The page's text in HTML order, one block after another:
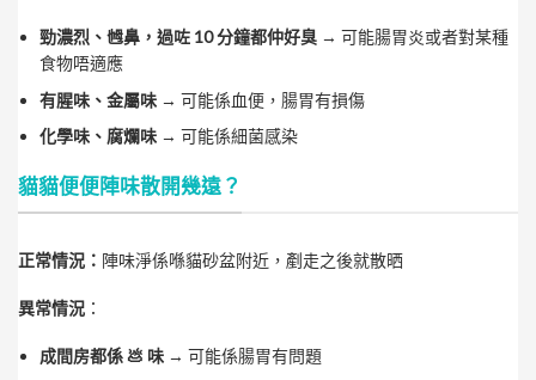
勁濃烈、乸鼻，過咗 10 分鐘都仲好臭 → 可能腸胃炎或者對某種
食物唔適應
有腥味、金屬味 → 可能係血便，腸胃有損傷
化學味、腐爛味 → 可能係細菌感染
貓貓便便陣味散開幾遠？
正常情況： 陣味淨係喺貓砂盆附近，剷走之後就散晒
異常情況 ：
成間房都係 💩 味 → 可能係腸胃有問題